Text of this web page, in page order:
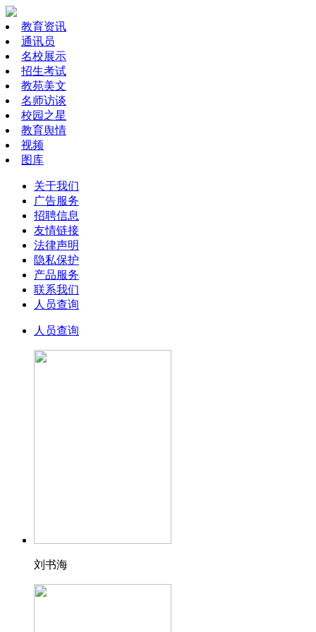
教育资讯
通讯员
名校展示
招生考试
教苑美文
名师访谈
校园之星
教育舆情
视频
图库
关于我们
广告服务
招聘信息
友情链接
法律声明
隐私保护
产品服务
联系我们
人员查询
人员查询
刘书海